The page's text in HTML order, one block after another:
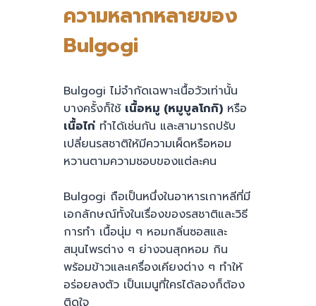
ความหลากหลายของ
Bulgogi
Bulgogi ไม่จำกัดเฉพาะเนื้อวัวเท่านั้น
บางครั้งก็ใช้ เนื้อหมู (หมูบูลโกกิ)หรือ
เนื้อไก่ทำได้เช่นกัน และสามารถปรับ
เปลี่ยนรสชาติให้มีความเผ็ดหรือหอม
หวานตามความชอบของแต่ละคน
Bulgogi ถือเป็นหนึ่งในอาหารเกาหลีที่มี
เอกลักษณ์ทั้งในเรื่องของรสชาติและวิธี
การทำ เนื้อนุ่ม ๆ หอมกลิ่นซอสและ
สมุนไพรต่าง ๆ ย่างจนสุกหอม กิน
พร้อมข้าวและเครื่องเคียงต่าง ๆ ทำให้
อร่อยลงตัว เป็นเมนูที่ใครได้ลองก็ต้อง
ติดใจ